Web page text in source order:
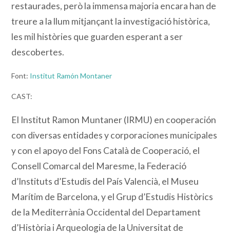
restaurades, però la immensa majoria encara han de
treure a la llum mitjançant la investigació històrica,
les mil històries que guarden esperant a ser
descobertes.
Font: Institut Ramón Montaner
CAST:
El Institut Ramon Muntaner (IRMU) en cooperación
con diversas entidades y corporaciones municipales
y con el apoyo del Fons Català de Cooperació, el
Consell Comarcal del Maresme, la Federació
d’Instituts d’Estudis del País Valencià, el Museu
Marítim de Barcelona, y el Grup d’Estudis Històrics
de la Mediterrània Occidental del Departament
d’Història i Arqueologia de la Universitat de